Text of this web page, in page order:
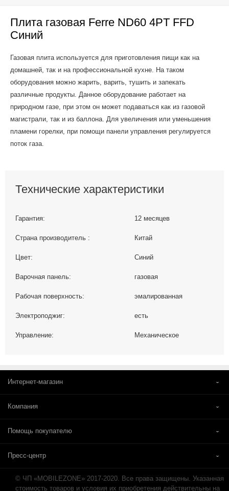
Плита газовая Ferre ND60 4PT FFD
Синий
Газовая плита используется для приготовления пищи как на
домашней, так и на профессиональной кухне. На таком
оборудования можно жарить, варить, тушить и запекать
различные продукты. Данное оборудование работает на
природном газе, при этом он может подаваться как из газовой
магистрали, так и из баллона. Для увеличения или уменьшения
пламени горелки, при помощи панели управления регулируется
поток газа.
Технические характеристики
Гарантия: 12 месяцев
Страна производитель : Китай
Цвет: Синий
Варочная панель: газовая
Рабочая поверхность: эмалированная
Электроподжиг: есть
Управление: Механическое
Интернет-магазин
Компания
Помощь покупателю
Пресс-центр
© ЧП «MOBILEZONE» 2017-2020. Все права защищены. Указанная
стоимость товаров и условия их приобретения действительны на